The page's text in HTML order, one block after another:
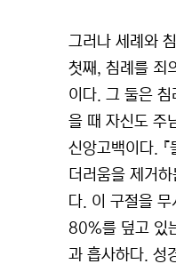
그러나 세례와
첫째, 침례를 죄
이다. 그 둘은
을 때 자신도 주
신앙고백이다.
더러움을 제거
다. 이 구절을
80%를 덮고 있
과 흡사하다. 성